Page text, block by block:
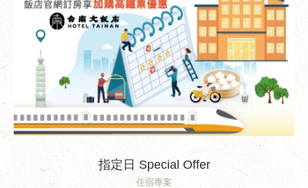
指定日 Special Offer
住宿專案